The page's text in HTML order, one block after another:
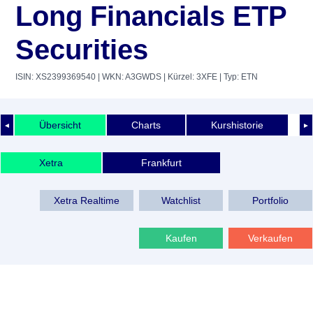
Long Financials ETP
Securities
ISIN: XS2399369540 | WKN: A3GWDS | Kürzel: 3XFE | Typ: ETN
◄ ►
Übersicht Charts Kurshistorie
Xetra Frankfurt
Xetra Realtime Watchlist Portfolio
Kaufen Verkaufen